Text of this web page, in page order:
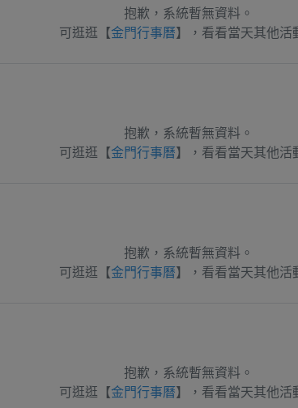
抱歉，系統暫無資料。
可逛逛【金門行事曆】，看看當天其他活
抱歉，系統暫無資料。
可逛逛【金門行事曆】，看看當天其他活
抱歉，系統暫無資料。
可逛逛【金門行事曆】，看看當天其他活
抱歉，系統暫無資料。
可逛逛【金門行事曆】，看看當天其他活